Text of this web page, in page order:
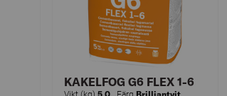
KAKELFOG G6 FLEX 1-6